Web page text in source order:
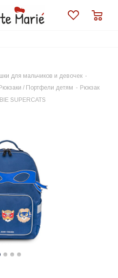
для мальчиков и девочек -
/ Портфели детям - Рюкзак
SUPERCATS